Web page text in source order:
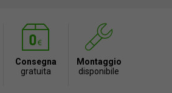
Consegna
gratuita
Montaggio
disponibile